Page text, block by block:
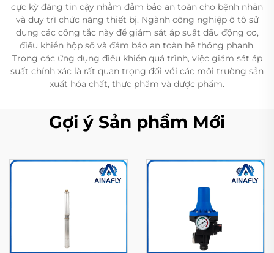
cực kỳ đáng tin cậy nhằm đảm bảo an toàn cho bệnh nhân
và duy trì chức năng thiết bị. Ngành công nghiệp ô tô sử
dụng các công tắc này để giám sát áp suất dầu động cơ,
điều khiển hộp số và đảm bảo an toàn hệ thống phanh.
Trong các ứng dụng điều khiển quá trình, việc giám sát áp
suất chính xác là rất quan trọng đối với các môi trường sản
xuất hóa chất, thực phẩm và dược phẩm.
Gợi ý Sản phẩm Mới